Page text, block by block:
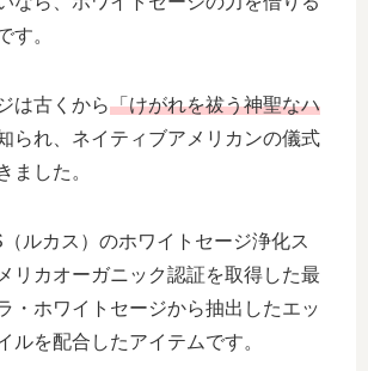
す。
は古くから「けがれを祓う神聖なハ
られ、ネイティブアメリカンの儀式
ました。
ルカス）のホワイトセージ浄化ス
リカオーガニック認証を取得した最
・ホワイトセージから抽出したエッ
ルを配合したアイテムです。